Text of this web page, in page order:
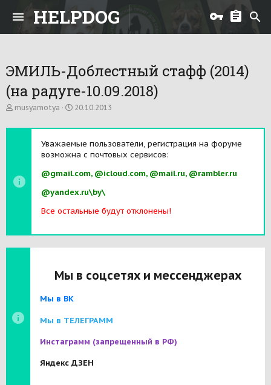
HELPDOG
ЭМИЛЬ-Доблестный стафф (2014)
(на радуге-10.09.2018)
А
т
м
ы
musyamotya
Д
т
н
а
а
а
20.10.2013
Уважаемые пользователи, регистрация на форуме
возможна с почтовых сервисов:
@gmail.com, @icloud.com, @mail.ru, @rambler.ru
@yandex.ru\by\
Все остальные будут отклонены!
Мы в соцсетях и мессенджерах
Мы в ВК
Мы в ТЕЛЕГРАММ
Инстаграмм (запрещенный в РФ)
Яндекс ДЗЕН